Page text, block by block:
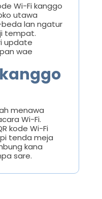
Wi-Fi kanggo
utawa
lan ngatur
tempat.
update
wae
menawa
Wi-Fi.
kode Wi-Fi
tenda meja
kana
sare.